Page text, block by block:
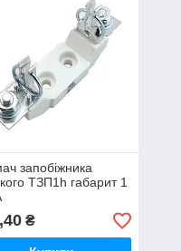
запобіжника
ТЗП1h габарит 1
₴